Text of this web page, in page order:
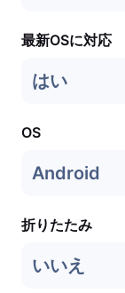
最新OSに対応
はい
OS
Android
折りたたみ
いいえ